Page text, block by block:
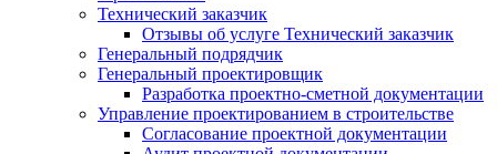
Технический заказчик
Отзывы об услуге Технический заказчик
Генеральный подрядчик
Генеральный проектировщик
Разработка проектно-сметной документации
Управление проектированием в строительстве
Согласование проектной документации